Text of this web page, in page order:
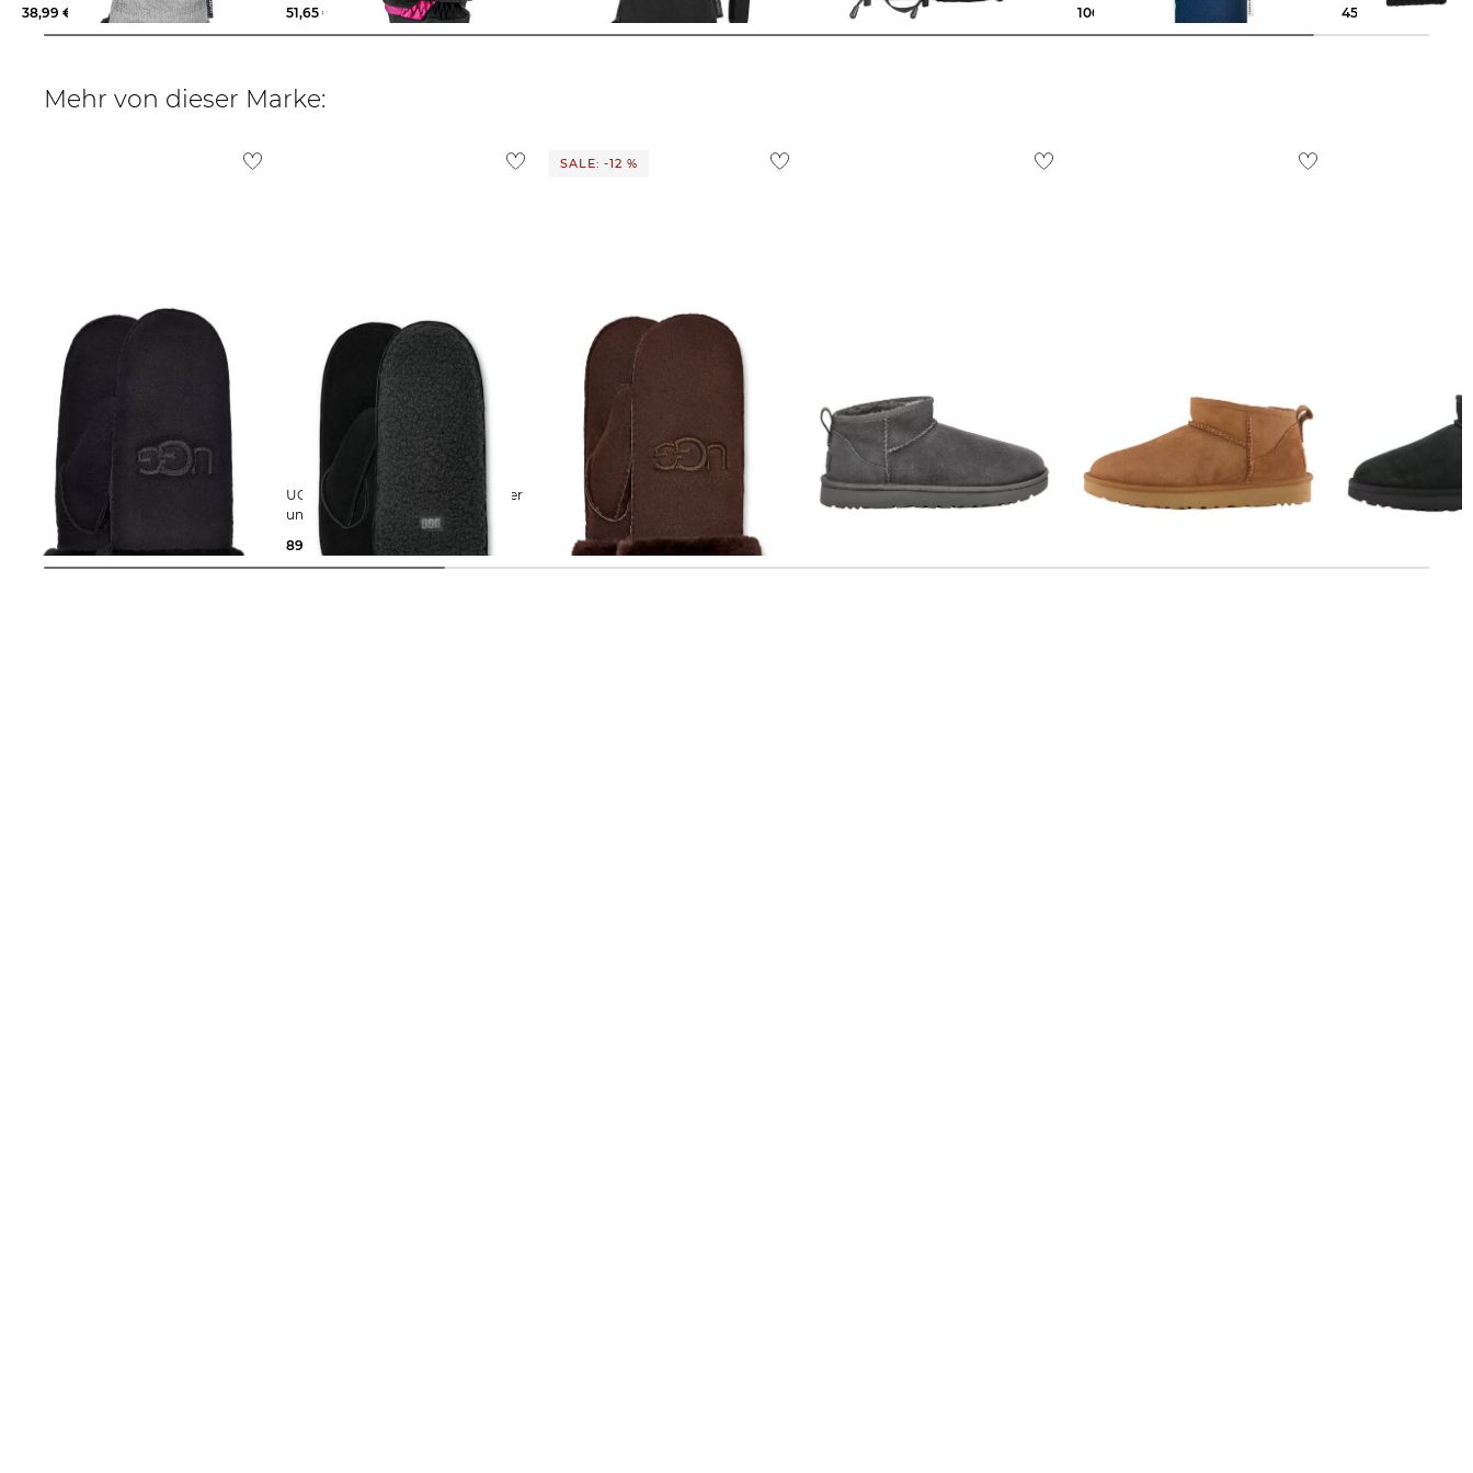
38,99 €
54,95 €
51,65 €
80,00 € 69,95 €
56,05 €
69,95 €
106,89 €
139,95 € 45,35 €
Mehr von dieser Marke:
UGG | Damen Handschuhe
174,95 €
UGG | Damen Fäustlinge aus Leder
und Fleece
89,95 €
SALE: -12 %
UGG | Damen Handschuhe
144,99 € 164,95 €
UGG | Damen Boots "Classic Ultra
Mini"
UGG | Damen Boots "Classic Ultra
UGG | Damen Boots "Classic Ultra